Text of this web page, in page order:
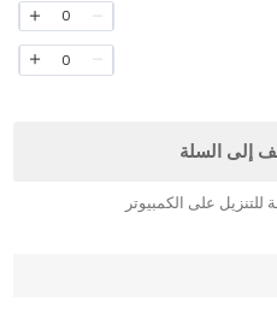
0
0
إلى السلة
للتنزيل على الكمبيوتر